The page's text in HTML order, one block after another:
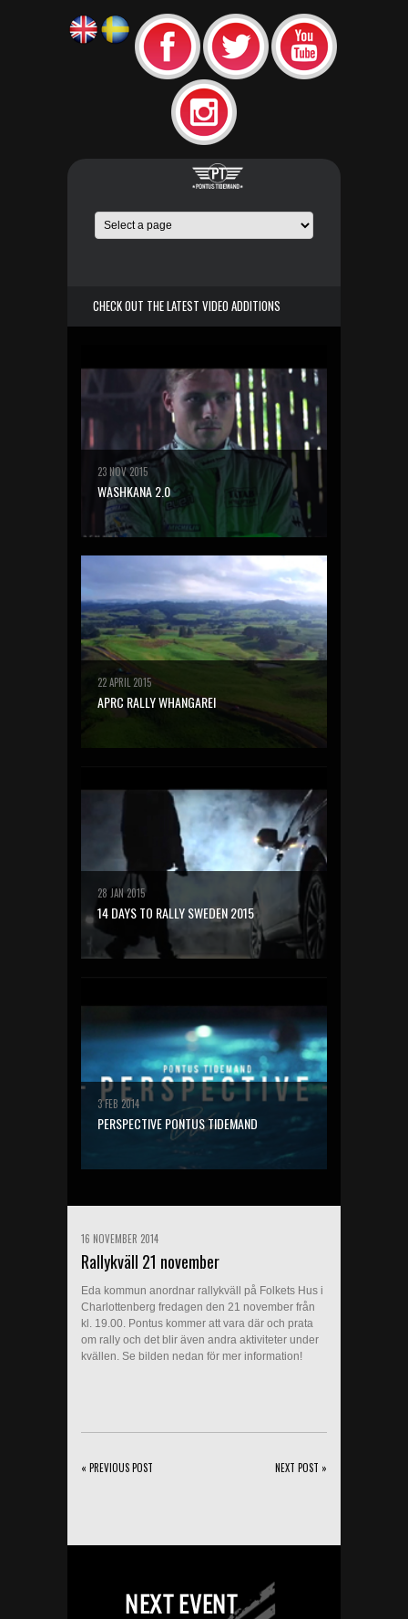
CHECK OUT THE LATEST VIDEO ADDITIONS
23 NOV 2015
WASHKANA 2.0
22 APRIL 2015
APRC RALLY WHANGAREI
28 JAN 2015
14 DAYS TO RALLY SWEDEN 2015
3 FEB 2014
PERSPECTIVE PONTUS TIDEMAND
16 NOVEMBER 2014
Rallykväll 21 november
Eda kommun anordnar rallykväll på Folkets Hus i
Charlottenberg fredagen den 21 november från
kl. 19.00. Pontus kommer att vara där och prata
om rally och det blir även andra aktiviteter under
kvällen. Se bilden nedan för mer information!
« PREVIOUS POST NEXT POST »